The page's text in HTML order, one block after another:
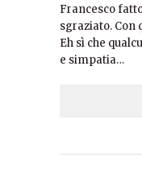
Francesco
sgraziato. Con
Eh sì che
e simpatia…